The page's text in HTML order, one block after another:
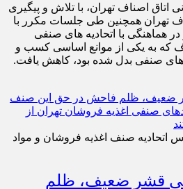
اتاق اصناف تهران، با تلاش و پیگیری
تهران همچنین طی جلسات مکرر با
هماهنگی با اتحادیه های صنفی
که به یکی از موانع اساسی کسب و
صنفی بدل شده بود، کاهش یافت.
اتحادیه صنف اغذیه فروشان و مواد
قشر ضعیف، ظلم